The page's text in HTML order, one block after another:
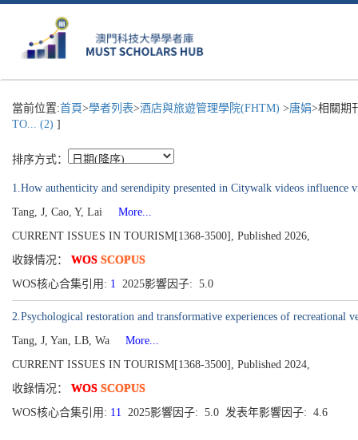
當前位置:首頁>學者列表>酒店與旅遊管理學院(FHTM) >唐娟>相關期
TO... (2) ]
排序方式：
1.How authenticity and serendipity presented in Citywalk videos
Tang, J, Cao, Y, Lai
More...
CURRENT ISSUES IN TOURISM[1368-3500], Published 2026,
收錄情况： WOS SCOPUS
WOS核心合集引用: 1 2025影響因子: 5.0
2.Psychological restoration and transformative experiences of recreational
Tang, J, Yan, LB, Wa
More...
CURRENT ISSUES IN TOURISM[1368-3500], Published 2024,
收錄情况： WOS SCOPUS
WOS核心合集引用: 11 2025影響因子: 5.0 发表年影響因子: 4.6